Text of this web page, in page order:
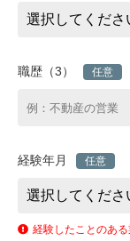
職歴（3） 任意
経験年月 任意
経験したことのあ